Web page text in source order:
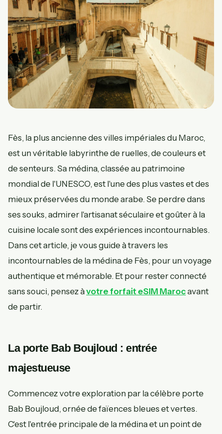
Fès, la plus ancienne des villes impériales du Maroc,
est un véritable labyrinthe de ruelles, de couleurs et
de senteurs. Sa médina, classée au patrimoine
mondial de l'UNESCO, est l'une des plus vastes et des
mieux préservées du monde arabe. Se perdre dans
ses souks, admirer l'artisanat séculaire et goûter à la
cuisine locale sont des expériences incontournables.
Dans cet article, je vous guide à travers les
incontournables de la médina de Fès, pour un voyage
authentique et mémorable. Et pour rester connecté
sans souci, pensez àvotre forfait eSIM Marocavant
de partir.
La porte Bab Boujloud : entrée
majestueuse
Commencez votre exploration par la célèbre porte
Bab Boujloud, ornée de faïences bleues et vertes.
C'est l'entrée principale de la médina et un point de